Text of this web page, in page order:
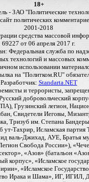
18+
- ЗАО "Политические
политических
2001-2018
средства массовой
69227 от 06 апреля 2017 г.
Федеральная служба по
технологий и массовых
использовании
на "Политком.RU"
Разработчик: Standarta.NET
и террористы,
добровольческий
Грузинский легион,
Свидетели Иеговы,
Тризуб им. Степана
Тахрир, Исламская партия
валь-Джихад, АУЕ, Братья
Свобода России»),
«Азов» (батальон
корпус», «Исламское
«Исламское
Ирака и Шама», ИГ,